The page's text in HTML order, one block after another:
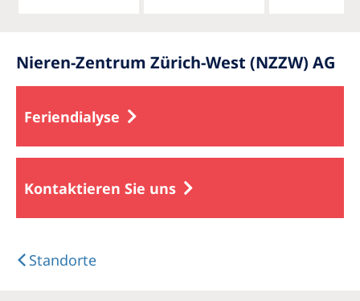
Nieren-Zentrum Zürich-West (NZZW) AG
Feriendialyse
Kontaktieren Sie uns
Standorte